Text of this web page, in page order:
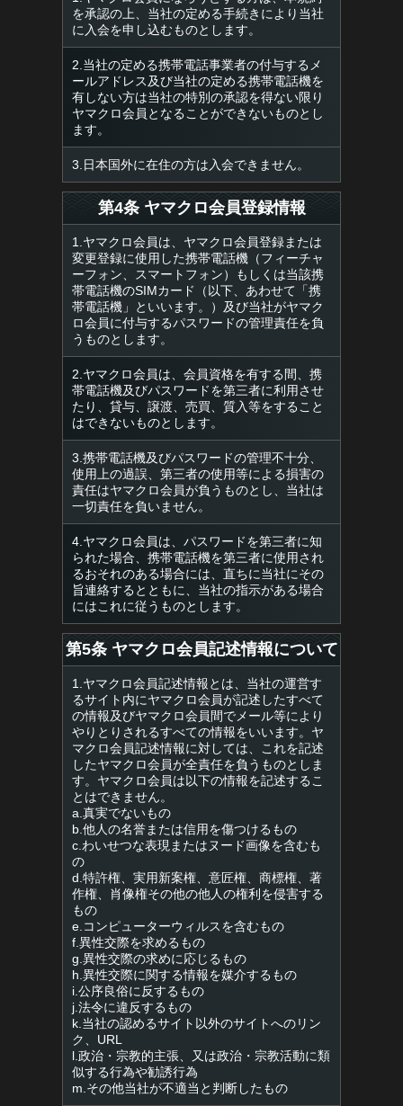
を承認の上、当社の定める手続きにより当社
に入会を申し込むものとします。
2.当社の定める携帯電話事業者の付与するメ
ールアドレス及び当社の定める携帯電話機を
有しない方は当社の特別の承認を得ない限り
ヤマクロ会員となることができないものとし
ます。
3.日本国外に在住の方は入会できません。
第4条 ヤマクロ会員登録情報
1.ヤマクロ会員は、ヤマクロ会員登録または
変更登録に使用した携帯電話機（フィーチャ
ーフォン、スマートフォン）もしくは当該携
帯電話機のSIMカード（以下、あわせて「携
帯電話機」といいます。）及び当社がヤマク
ロ会員に付与するパスワードの管理責任を負
うものとします。
2.ヤマクロ会員は、会員資格を有する間、携
帯電話機及びパスワードを第三者に利用させ
たり、貸与、譲渡、売買、質入等をすること
はできないものとします。
3.携帯電話機及びパスワードの管理不十分、
使用上の過誤、第三者の使用等による損害の
責任はヤマクロ会員が負うものとし、当社は
一切責任を負いません。
4.ヤマクロ会員は、パスワードを第三者に知
られた場合、携帯電話機を第三者に使用され
るおそれのある場合には、直ちに当社にその
旨連絡するとともに、当社の指示がある場合
にはこれに従うものとします。
第5条 ヤマクロ会員記述情報について
1.ヤマクロ会員記述情報とは、当社の運営す
るサイト内にヤマクロ会員が記述したすべて
の情報及びヤマクロ会員間でメール等により
やりとりされるすべての情報をいいます。ヤ
マクロ会員記述情報に対しては、これを記述
したヤマクロ会員が全責任を負うものとしま
す。ヤマクロ会員は以下の情報を記述するこ
とはできません。
a.真実でないもの
b.他人の名誉または信用を傷つけるもの
c.わいせつな表現またはヌード画像を含むも
の
d.特許権、実用新案権、意匠権、商標権、著
作権、肖像権その他の他人の権利を侵害する
もの
e.コンピューターウィルスを含むもの
f.異性交際を求めるもの
g.異性交際の求めに応じるもの
h.異性交際に関する情報を媒介するもの
i.公序良俗に反するもの
j.法令に違反するもの
k.当社の認めるサイト以外のサイトへのリン
ク、URL
l.政治・宗教的主張、又は政治・宗教活動に類
似する行為や勧誘行為
m.その他当社が不適当と判断したもの